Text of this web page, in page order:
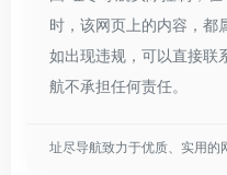
时，该网页上的内容，都
如出现违规，可以直接联
航不承担任何责任。
址尽导航致力于优质、实用的